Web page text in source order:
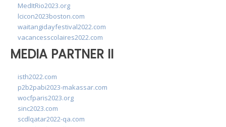
MedItRio2023.org
lcicon2023boston.com
waitangidayfestival2022.com
vacancesscolaires2022.com
MEDIA PARTNER II
isth2022.com
p2b2pabi2023-makassar.com
wocfparis2023.org
sinc2023.com
scdlqatar2022-qa.com